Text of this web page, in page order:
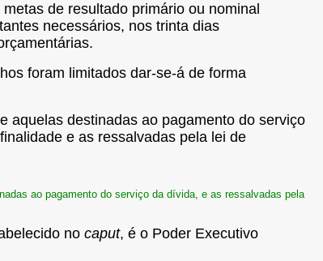
de resultado primário ou nominal
necessários, nos trinta dias
foram limitados dar-se-á de forma
aquelas destinadas ao pagamento do serviço
e as ressalvadas pela lei de
ao pagamento do serviço da dívida, e as ressalvadas pela
no caput, é o Poder Executivo